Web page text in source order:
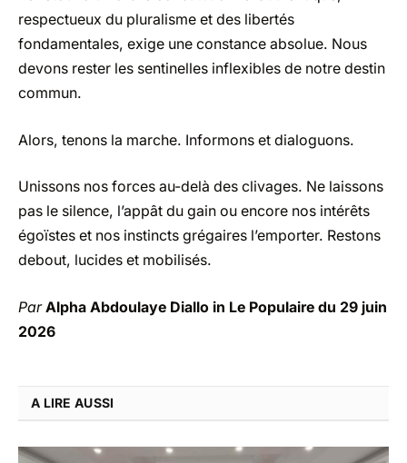
respectueux du pluralisme et des libertés
fondamentales, exige une constance absolue. Nous
devons rester les sentinelles inflexibles de notre destin
commun.
Alors, tenons la marche. Informons et dialoguons.
Unissons nos forces au-delà des clivages. Ne laissons
pas le silence, l’appât du gain ou encore nos intérêts
égoïstes et nos instincts grégaires l’emporter. Restons
debout, lucides et mobilisés.
ParAlpha Abdoulaye Diallo in Le Populaire du 29 juin
2026
A LIRE AUSSI